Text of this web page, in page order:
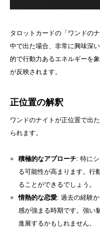
タロットカードの「ワンドの
中で出た場合、非常に興味深
的で行動力あるエネルギーを
が反映されます。
正位置の解釈
ワンドのナイトが正位置で出
られます。
積極的なアプローチ: 特に
る可能性が高まります。行
ることができるでしょう。
情熱的な恋愛: 過去の経験
感が強まる時期です。強い
進展するかもしれません。